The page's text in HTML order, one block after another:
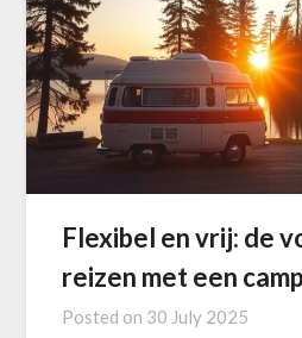
Flexibel en vrij: de
reizen met een
Posted on 30 July 2025